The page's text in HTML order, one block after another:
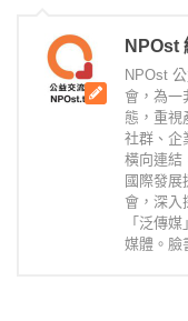
NPOst
NPOst
會，為一
態，重視
社群、企
橫向連結
國際發展
會，深入
「泛傳
媒體。臉